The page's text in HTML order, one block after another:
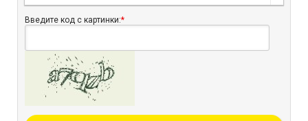
Введите код с картинки:*